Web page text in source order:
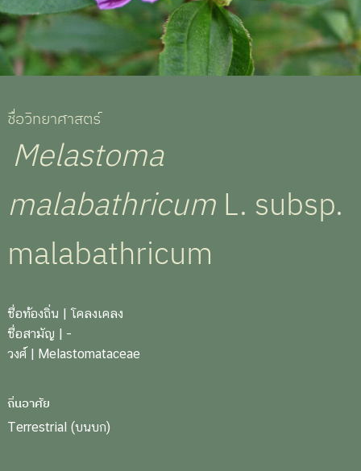
ชื่อวิทยาศาสตร์
Melastoma
malabathricumL. subsp.
malabathricum
ชื่อท้องถิ่น | โคลงเคลง
ชื่อสามัญ | -
วงศ์ | Melastomataceae
ถิ่นอาศัย
Terrestrial (บนบก)